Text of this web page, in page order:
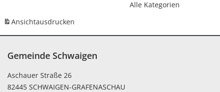
Alle Kategorien
Ansichtausdrucken
Gemeinde Schwaigen
Aschauer Straße 26
82445 SCHWAIGEN-GRAFENASCHAU